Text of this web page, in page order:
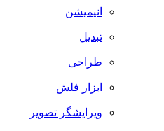
انیمیشن
تبدیل
طراحی
ابزار فلش
ویرایشگر تصویر